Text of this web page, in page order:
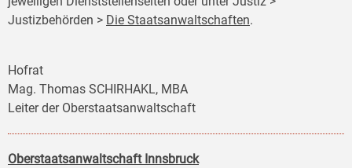
Justizbehörden > Die Staatsanwaltschaften.
Hofrat
Mag. Thomas SCHIRHAKL, MBA
Leiter der Oberstaatsanwaltschaft
Oberstaatsanwaltschaft Innsbruck